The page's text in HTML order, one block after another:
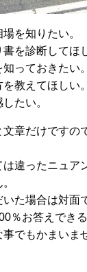
を知りたい。
を診断してほ
っておきたい。
教えてほしい。
たい。
章だけですの
は違ったニュア
た場合は対面
％お答えでき
でもかまいま